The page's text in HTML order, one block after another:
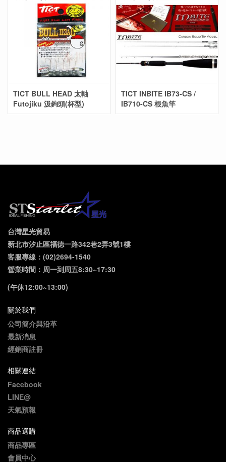
TICT BULL HEAD 太軸
Futojiku 汲鉤頭(杯型)
TICT INBITE IB73-CS /
IB710-CS 根魚竿
台灣星光貿易
新北市汐止區福德一路342巷2弄3號1樓
客服專線：(02)2694-1540
營業時間：周一到周五8:30~17:30
(午休12:00~13:00)
關於我們
公司簡介與沿革
最新消息
經銷商註冊
相關連結
Facebook
LINE@
天氣預報
商品選購
商品專區
會員中心